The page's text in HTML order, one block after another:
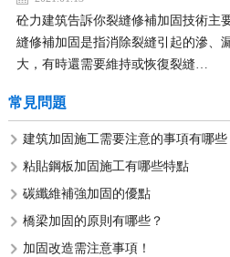
砼力建筑告訴你裂縫修補加固技術主
縫修補加固是指消除裂縫引起的滲、
大，有時還需要維持或恢復裂縫…
常見問題
建筑加固施工需要注意的事項有哪些
粘貼鋼板加固施工有哪些特點
碳纖維補強加固的優點
橋梁加固的原則有哪些？
加固改造需注意事項！